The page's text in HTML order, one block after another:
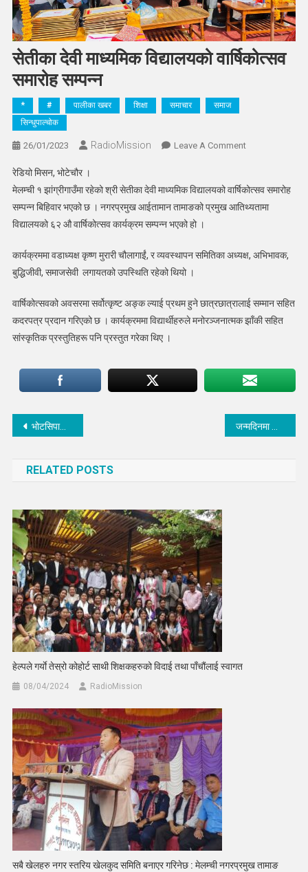
सेतीका देवी माध्यमिक विद्यालयको वार्षिकोत्सव
समारोह सम्पन्न
* # पालीका खबर शिक्षा समाचार
समाज
सिन्धुपाल्चोक
26/01/2023 RadioMission Leave A CommentOn
माध्यमिक
विद्यालयको
सम्पन्न
रेडियो मिसन, भोटेचौर ।
मेलम्ची १ झांग्रीगाउँमा रहेको श्री सेतीका देवी माध्यमिक विद्यालयको वार्षिकोत्सव समारोह
सम्पन्न बिहिवार भएको छ । नगरप्रमुख आईतामान तामाङको प्रमुख आतिथ्यतामा
विद्यालयको ६२ औ वार्षिकोत्सव कार्यक्रम सम्पन्न भएको हो ।
कार्यक्रममा वडाध्यक्ष कृष्ण मुरारी चौलागाईं, र व्यवस्थापन समितिका अध्यक्ष, अभिभावक,
बुद्धिजीवी, समाजसेवी लगायतको उपस्थिति रहेको थियो ।
वार्षिकोत्सवको अवसरमा सर्वोत्कृष्ट अङ्क ल्याई प्रथम हुने छात्रछात्रालाई सम्मान सहित
कदरपत्र प्रदान गरिएको छ । कार्यक्रममा विद्यार्थीहरुले मनोरञ्जनात्मक झाँकी सहित
सांस्कृतिक प्रस्तुतिहरू पनि प्रस्तुत गरेका थिए ।
Post
भोटसिपामा नियमित पोषण पाठशाला दिवस समापन जन्मदिनमा आचार्यले बाँडे विद्यार्थीका लागि स्टेशनरी सामान
RELATED POSTS
हेल्पले गर्याे तेस्रो कोहोर्ट साथी शिक्षकहरुको विदाई तथा पाँचौंलाई स्वागत
08/04/2024 RadioMission
सबै खेलहरु नगर स्तरिय खेलकुद समिति बनाएर गरिनेछ : मेलम्ची नगरप्रमुख तामाङ